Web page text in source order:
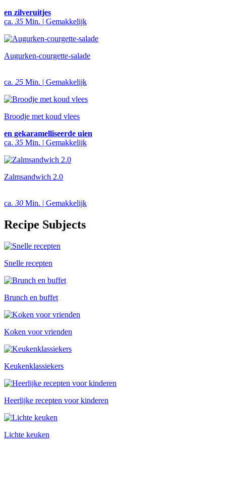
en zilveruitjes
ca. 35 Min. | Gemakkelijk
Augurken-courgette-salade
ca. 25 Min. | Gemakkelijk
Broodje met koud vlees
en gekaramelliseerde uien
ca. 35 Min. | Gemakkelijk
Zalmsandwich 2.0
ca. 30 Min. | Gemakkelijk
Recipe Subjects
Snelle recepten
Brunch en buffet
Koken voor vrienden
Keukenklassiekers
Heerlijke recepten voor kinderen
Lichte keuken